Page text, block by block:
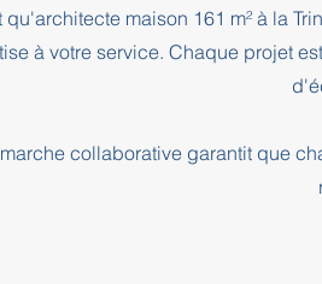
qu'architecte maison 161 m² à la
à votre service. Chaque projet
collaborative garantit que